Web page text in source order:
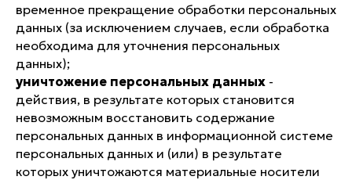
временное прекращение обработки персональных
данных (за исключением случаев, если обработка
необходима для уточнения персональных
данных);
уничтожение персональных данных -
действия, в результате которых становится
невозможным восстановить содержание
персональных данных в информационной системе
персональных данных и (или) в результате
которых уничтожаются материальные носители